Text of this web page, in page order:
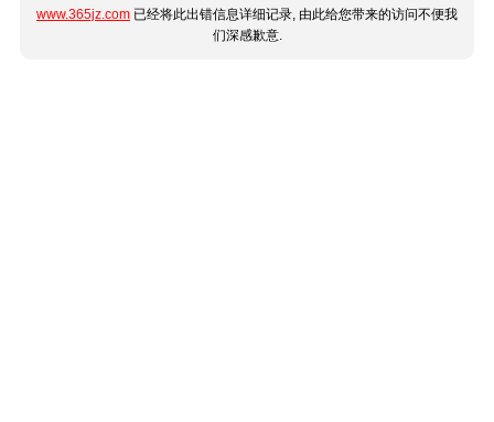
www.365jz.com 已经将此出错信息详细记录, 由此给您带来的访问不便我
们深感歉意.